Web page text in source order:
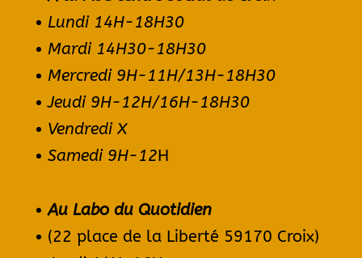
Lundi 14H-18H30
Mardi 14H30-18H30
Mercredi 9H-11H/13H-18H30
Jeudi 9H-12H/16H-18H30
Vendredi X
Samedi 9H-12H
Au Labo du Quotidien
(22 place de la Liberté 59170 Croix)